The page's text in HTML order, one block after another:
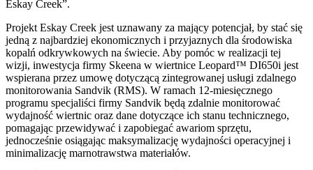
Eskay Creek”.
Projekt Eskay Creek jest uznawany za mający potencjał, by stać się
jedną z najbardziej ekonomicznych i przyjaznych dla środowiska
kopalń odkrywkowych na świecie. Aby pomóc w realizacji tej
wizji, inwestycja firmy Skeena w wiertnice Leopard™ DI650i jest
wspierana przez umowę dotyczącą zintegrowanej usługi zdalnego
monitorowania Sandvik (RMS). W ramach 12-miesięcznego
programu specjaliści firmy Sandvik będą zdalnie monitorować
wydajność wiertnic oraz dane dotyczące ich stanu technicznego,
pomagając przewidywać i zapobiegać awariom sprzętu,
jednocześnie osiągając maksymalizację wydajności operacyjnej i
minimalizację marnotrawstwa materiałów.